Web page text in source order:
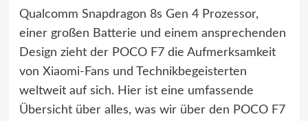
Qualcomm Snapdragon 8s Gen 4 Prozessor,
einer großen Batterie und einem ansprechenden
Design zieht der POCO F7 die Aufmerksamkeit
von Xiaomi-Fans und Technikbegeisterten
weltweit auf sich. Hier ist eine umfassende
Übersicht über alles, was wir über den POCO F7